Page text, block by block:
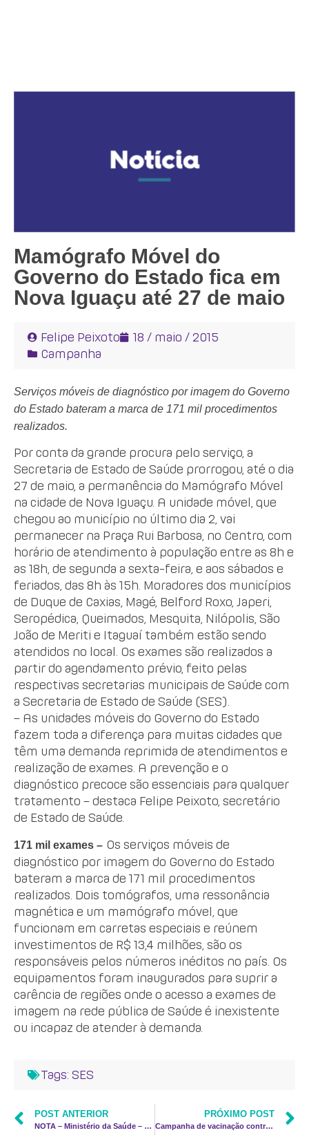
Mamógrafo Móvel do
Governo do Estado fica em
Nova Iguaçu até 27 de maio
Felipe Peixoto
18 / maio / 2015
Campanha
Serviços móveis de diagnóstico por imagem do Governo
do Estado bateram a marca de 171 mil procedimentos
realizados.
Por conta da grande procura pelo serviço, a
Secretaria de Estado de Saúde prorrogou, até o dia
27 de maio, a permanência do Mamógrafo Móvel
na cidade de Nova Iguaçu. A unidade móvel, que
chegou ao município no último dia 2, vai
permanecer na Praça Rui Barbosa, no Centro, com
horário de atendimento à população entre as 8h e
as 18h, de segunda a sexta-feira, e aos sábados e
feriados, das 8h às 15h. Moradores dos municípios
de Duque de Caxias, Magé, Belford Roxo, Japeri,
Seropédica, Queimados, Mesquita, Nilópolis, São
João de Meriti e Itaguaí também estão sendo
atendidos no local. Os exames são realizados a
partir do agendamento prévio, feito pelas
respectivas secretarias municipais de Saúde com
a Secretaria de Estado de Saúde (SES).
– As unidades móveis do Governo do Estado
fazem toda a diferença para muitas cidades que
têm uma demanda reprimida de atendimentos e
realização de exames. A prevenção e o
diagnóstico precoce são essenciais para qualquer
tratamento – destaca Felipe Peixoto, secretário
de Estado de Saúde.
171 mil exames – Os serviços móveis de
diagnóstico por imagem do Governo do Estado
bateram a marca de 171 mil procedimentos
realizados. Dois tomógrafos, uma ressonância
magnética e um mamógrafo móvel, que
funcionam em carretas especiais e reúnem
investimentos de R$ 13,4 milhões, são os
responsáveis pelos números inéditos no país. Os
equipamentos foram inaugurados para suprir a
carência de regiões onde o acesso a exames de
imagem na rede pública de Saúde é inexistente
ou incapaz de atender à demanda.
Tags: SES
POST ANTERIOR
NOTA – Ministério da Saúde – Zika vírus
PRÓXIMO POST
Campanha de vacinação contra a Gripe é prorrogada até 5 de junho no Rio de Janeiro